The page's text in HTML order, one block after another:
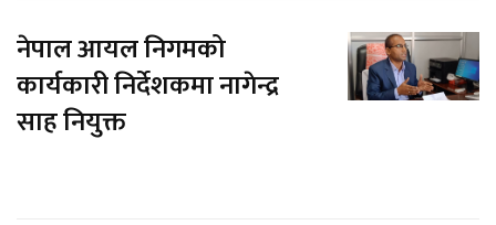
नेपाल आयल निगमको
कार्यकारी निर्देशकमा नागेन्द्र
साह नियुक्त